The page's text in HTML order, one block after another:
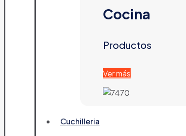
Cocina
Productos
Ver más
Cuchilleria